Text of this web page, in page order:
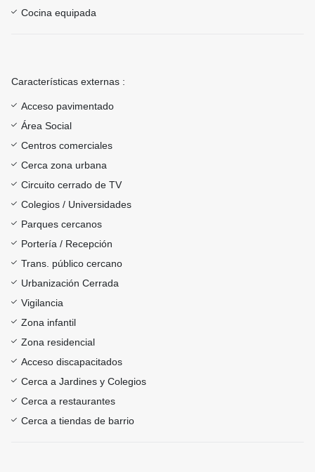
Cocina equipada
Características externas :
Acceso pavimentado
Área Social
Centros comerciales
Cerca zona urbana
Circuito cerrado de TV
Colegios / Universidades
Parques cercanos
Portería / Recepción
Trans. público cercano
Urbanización Cerrada
Vigilancia
Zona infantil
Zona residencial
Acceso discapacitados
Cerca a Jardines y Colegios
Cerca a restaurantes
Cerca a tiendas de barrio